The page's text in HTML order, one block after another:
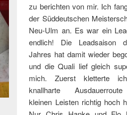
zu berichten von mir. Ich
der Süddeutschen
Neu-Ulm an. Es war ein
endlich! Die Leadsaison
Jahres hat damit wieder
und die Quali lief gleich
mich. Zuerst kletterte
knallharte
kleinen Leisten richtig hoch